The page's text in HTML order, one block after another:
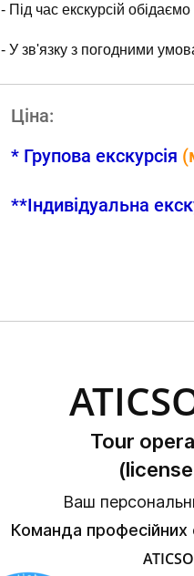
- Під час екскурсій
- У зв'язку з погодними
Цiна:
* Групова екскурсія (
**Iндивідуальна
Tour
Ваш
Команда професійних